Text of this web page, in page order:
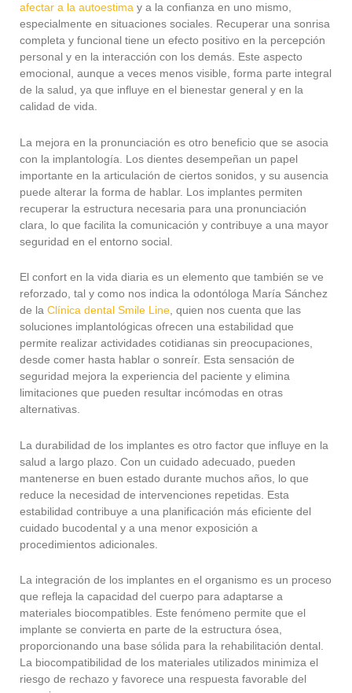
afectar a la autoestima y a la confianza en uno mismo,
especialmente en situaciones sociales. Recuperar una sonrisa
completa y funcional tiene un efecto positivo en la percepción
personal y en la interacción con los demás. Este aspecto
emocional, aunque a veces menos visible, forma parte integral
de la salud, ya que influye en el bienestar general y en la
calidad de vida.
La mejora en la pronunciación es otro beneficio que se asocia
con la implantología. Los dientes desempeñan un papel
importante en la articulación de ciertos sonidos, y su ausencia
puede alterar la forma de hablar. Los implantes permiten
recuperar la estructura necesaria para una pronunciación
clara, lo que facilita la comunicación y contribuye a una mayor
seguridad en el entorno social.
El confort en la vida diaria es un elemento que también se ve
reforzado, tal y como nos indica la odontóloga María Sánchez
de laClínica dental Smile Line, quien nos cuenta que las
soluciones implantológicas ofrecen una estabilidad que
permite realizar actividades cotidianas sin preocupaciones,
desde comer hasta hablar o sonreír. Esta sensación de
seguridad mejora la experiencia del paciente y elimina
limitaciones que pueden resultar incómodas en otras
alternativas.
La durabilidad de los implantes es otro factor que influye en la
salud a largo plazo. Con un cuidado adecuado, pueden
mantenerse en buen estado durante muchos años, lo que
reduce la necesidad de intervenciones repetidas. Esta
estabilidad contribuye a una planificación más eficiente del
cuidado bucodental y a una menor exposición a
procedimientos adicionales.
La integración de los implantes en el organismo es un proceso
que refleja la capacidad del cuerpo para adaptarse a
materiales biocompatibles. Este fenómeno permite que el
implante se convierta en parte de la estructura ósea,
proporcionando una base sólida para la rehabilitación dental.
La biocompatibilidad de los materiales utilizados minimiza el
riesgo de rechazo y favorece una respuesta favorable del